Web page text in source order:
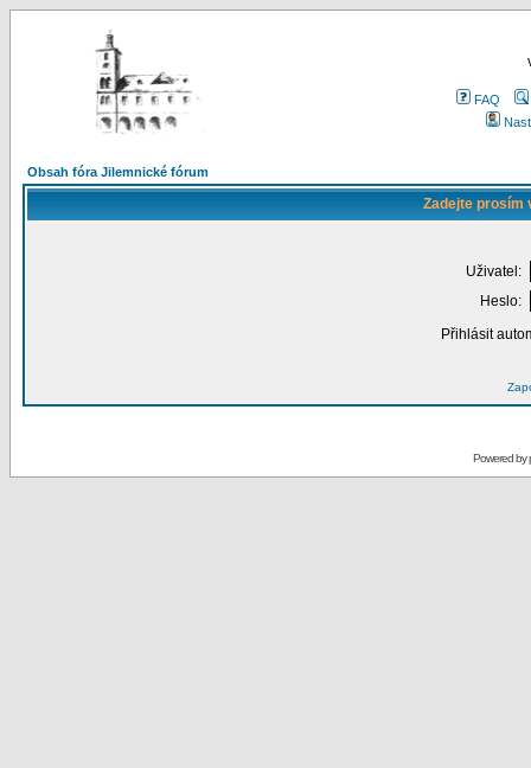
FAQ
Obsah fóra Jilemnické fórum
Zadejte prosím
Uživatel:
Heslo:
Přihlásit
Powered by